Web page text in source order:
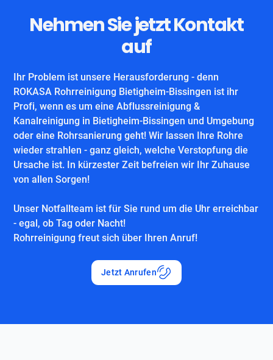
Nehmen Sie jetzt Kontakt
auf
Ihr Problem ist unsere Herausforderung - denn
ROKASA Rohrreinigung Bietigheim-Bissingen ist ihr
Profi, wenn es um eine Abflussreinigung &
Kanalreinigung in Bietigheim-Bissingen und Umgebung
oder eine Rohrsanierung geht! Wir lassen Ihre Rohre
wieder strahlen - ganz gleich, welche Verstopfung die
Ursache ist. In kürzester Zeit befreien wir Ihr Zuhause
von allen Sorgen!
Unser Notfallteam ist für Sie rund um die Uhr erreichbar
- egal, ob Tag oder Nacht!
Rohrreinigung freut sich über Ihren Anruf!
Jetzt Anrufen